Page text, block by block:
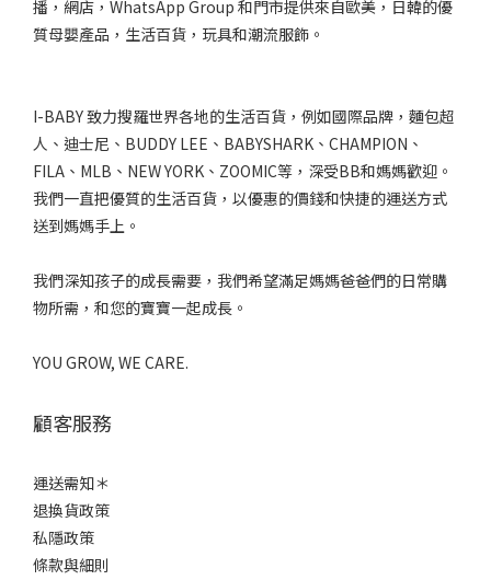
播，網店，WhatsApp Group 和門市提供來自歐美，日韓的優
質母嬰產品，生活百貨，玩具和潮流服飾。
I-BABY 致力搜羅世界各地的生活百貨，例如國際品牌，麵包超
人、迪士尼、BUDDY LEE、BABYSHARK、CHAMPION、
FILA、MLB、NEW YORK、ZOOMIC等，深受BB和媽媽歡迎。
我們一直把優質的生活百貨，以優惠的價錢和快捷的運送方式
送到媽媽手上。
我們深知孩子的成長需要，我們希望滿足媽媽爸爸們的日常購
物所需，和您的寶寶一起成長。
YOU GROW, WE CARE.
顧客服務
運送需知＊
退換貨政策
私隱政策
條款與細則